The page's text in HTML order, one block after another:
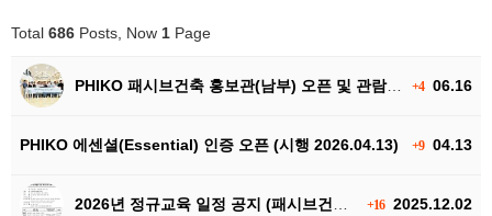
Total 686 Posts, Now 1 Page
+406.16
PHIKO 패시브건축 홍보관(남부) 오픈 및 관람 안내
+904.13
PHIKO 에센셜(Essential) 인증 오픈 (시행 2026.04.13)
+162025.12.02
2026년 정규교육 일정 공지 (패시브건축 실무자교육)